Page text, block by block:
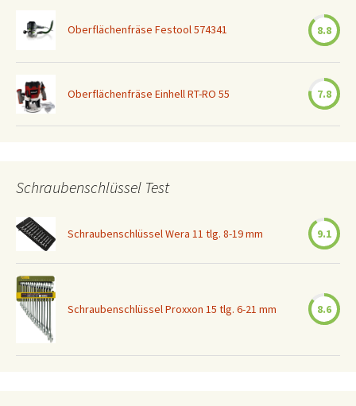
Oberflächenfräse Festool 574341 8.8
Oberflächenfräse Einhell RT-RO 55 7.8
Schraubenschlüssel Test
Schraubenschlüssel Wera 11 tlg. 8-19 mm 9.1
Schraubenschlüssel Proxxon 15 tlg. 6-21 mm 8.6